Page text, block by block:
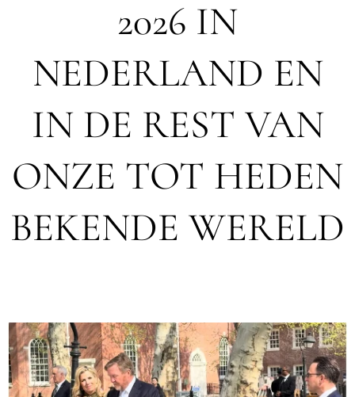
2026 IN
NEDERLAND EN
IN DE REST VAN
ONZE TOT HEDEN
BEKENDE WERELD